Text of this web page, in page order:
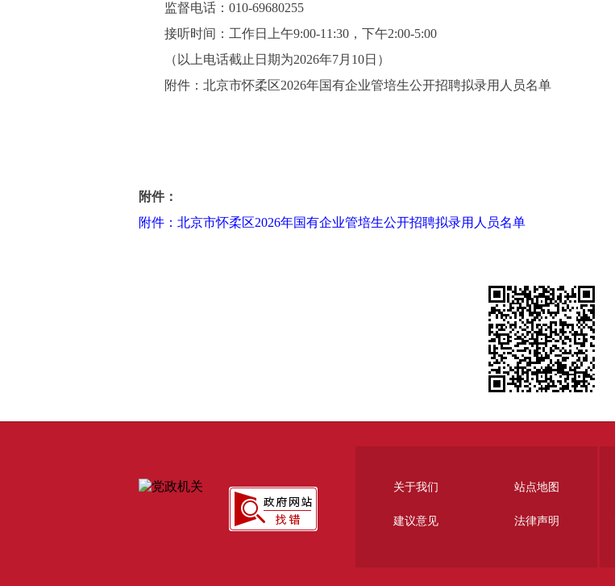
监督电话：010-69680255
接听时间：工作日上午9:00-11:30，下午2:00-5:00
（以上电话截止日期为2026年7月10日）
附件：北京市怀柔区2026年国有企业管培生公开招聘拟录用人员名单
附件：
附件：北京市怀柔区2026年国有企业管培生公开招聘拟录用人员名单
关于我们 站点地图
建议意见 法律声明